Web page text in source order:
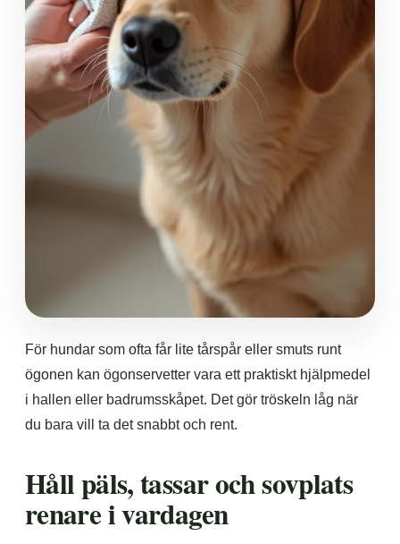
För hundar som ofta får lite tårspår eller smuts runt
ögonen kan ögonservetter vara ett praktiskt hjälpmedel
i hallen eller badrumsskåpet. Det gör tröskeln låg när
du bara vill ta det snabbt och rent.
Håll päls, tassar och sovplats
renare i vardagen